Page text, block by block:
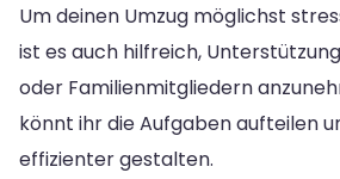
Um deinen Umzug möglichst
ist es auch hilfreich,
oder Familienmitgliedern
könnt ihr die Aufgaben aufteilen
effizienter gestalten.